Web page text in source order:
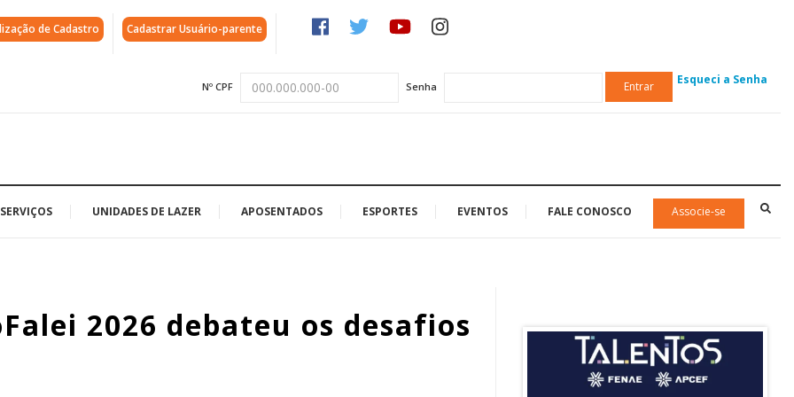
de Cadastro Cadastrar Usuário-parente
Nº CPF Senha Entrar Esqueci a Senha
SERVIÇOS UNIDADES DE LAZER APOSENTADOS ESPORTES EVENTOS FALE CONOSCO Associe-se
2026 debateu os desafios